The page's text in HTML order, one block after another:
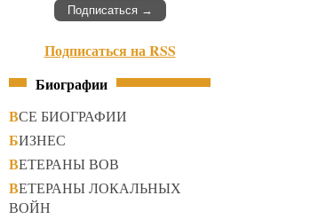
Подписаться на RSS
Биографии
ВСЕ БИОГРАФИИ
БИЗНЕС
ВЕТЕРАНЫ ВОВ
ВЕТЕРАНЫ ЛОКАЛЬНЫХ
ВОЙН